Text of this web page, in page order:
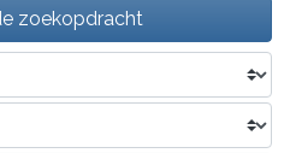
zoekopdracht